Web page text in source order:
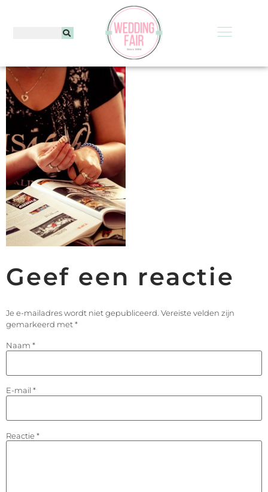
Geef een reactie
Je e-mailadres wordt niet gepubliceerd. Vereiste velden zijn
gemarkeerd met*
Naam *
E-mail *
Reactie *